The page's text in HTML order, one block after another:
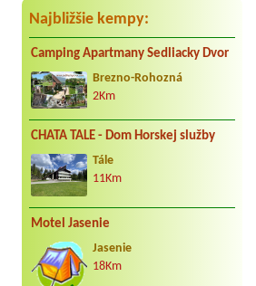
Najbližšie kempy:
Camping Apartmany Sedliacky Dvor
Brezno-Rohozná
2Km
CHATA TALE - Dom Horskej služby
Tále
11Km
Motel Jasenie
Jasenie
18Km